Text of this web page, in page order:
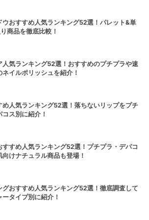
ウおすすめ人気ランキング52選！パレット&単
商品を徹底比較！
人気ランキング52選！おすすめのプチプラや速
イルポリッシュを紹介！
め人気ランキング52選！落ちないリップをプチ
ス別に紹介！
すすめ人気ランキング52選！プチプラ・デパコ
向けナチュラル商品も登場！
グおすすめ人気ランキング52選！徹底調査して
ータイプ別に紹介！